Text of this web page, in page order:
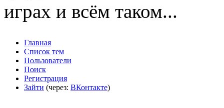
играх и всём таком...
Главная
Список тем
Пользователи
Поиск
Регистрация
Зайти (через: ВКонтакте)